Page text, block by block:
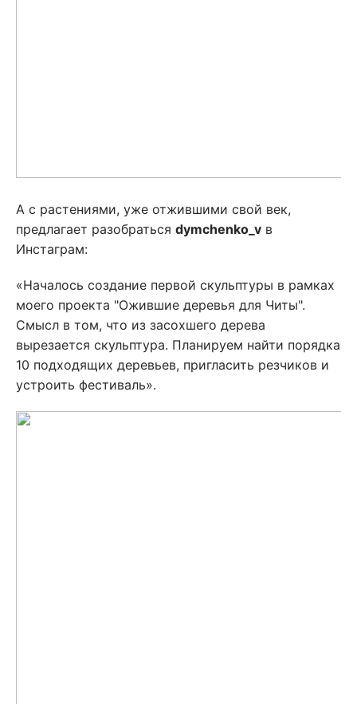
А с растениями, уже отжившими свой век,
предлагает разобраться dymchenko v в
Инстаграм:
«Началось создание первой скульптуры в рамках
моего проекта "Ожившие деревья для Читы".
Смысл в том, что из засохшего дерева
вырезается скульптура. Планируем найти порядка
10 подходящих деревьев, пригласить резчиков и
устроить фестиваль».